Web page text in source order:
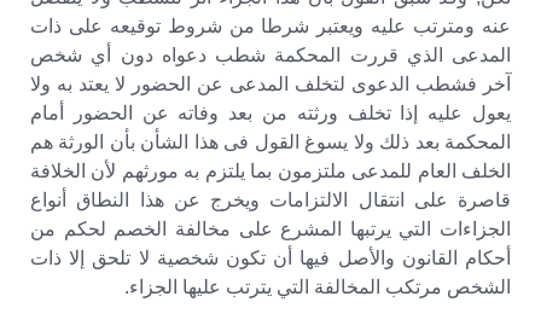
عنه ومترتب عليه ويعتبر شرطا من شروط توقيعه على ذات
المدعى الذي قررت المحكمة شطب دعواه دون أي شخص
آخر فشطب الدعوى لتخلف المدعى عن الحضور لا يعتد به ولا
يعول عليه إذا تخلف ورثته من بعد وفاته عن الحضور أمام
المحكمة بعد ذلك ولا يسوغ القول فى هذا الشأن بأن الورثة هم
الخلف العام للمدعى ملتزمون بما يلتزم به مورثهم لأن الخلافة
قاصرة على انتقال الالتزامات ويخرج عن هذا النطاق أنواع
الجزاءات التي يرتبها المشرع على مخالفة الخصم لحكم من
أحكام القانون والأصل فيها أن تكون شخصية لا تلحق إلا ذات
الشخص مرتكب المخالفة التي يترتب عليها الجزاء.